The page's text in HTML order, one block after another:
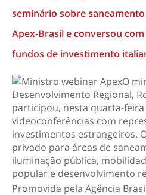
seminário sobre
Apex-Brasil e conversou
fundos de investimento
O
Desenvolvimento Regional,
participou, nesta quarta-feira
videoconferências com
investimentos estrangeiros.
privado para áreas de
iluminação pública,
popular e desenvolvimento
Promovida pela Agência